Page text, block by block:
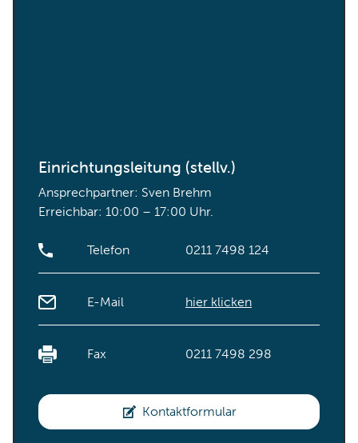
Einrichtungsleitung (stellv.)
Ansprechpartner: Sven Brehm
Erreichbar: 10:00 – 17:00 Uhr.
Telefon 0211 7498 124
E-Mail hier klicken
Fax 0211 7498 298
Kontaktformular